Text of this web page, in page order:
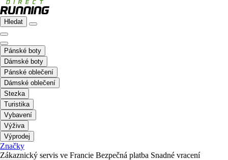
Hledat
Pánské boty
Dámské boty
Pánské oblečení
Dámské oblečení
Stezka
Turistika
Vybavení
Výživa
Výprodej
Značky
Zákaznický servis ve Francie Bezpečná platba Snadné vracení